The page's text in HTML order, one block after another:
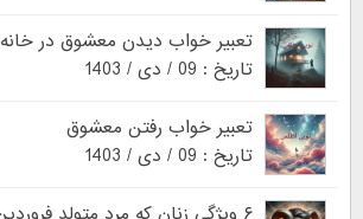
تعبیر خواب دیدن معشوق در خانه
تاریخ : 09 / دی / 1403
تعبیر خواب رفتن معشوق
تاریخ : 09 / دی / 1403